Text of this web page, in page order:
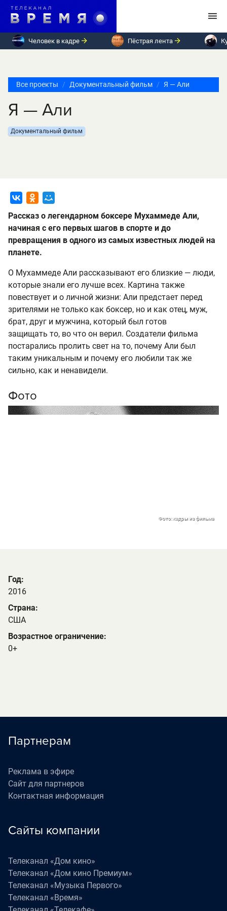
Человек в кадре Пёстрая лента
Все проекты Документальный фильм Я — Али
Я — Али
Документальный фильм
Рассказ о легендарном боксере Мухаммеде Али,
начиная с его первых шагов в спорте и до
превращения в одного из самых известных людей на
планете.
О Мухаммеде Али рассказывают его близкие — люди,
которые знали его лучше всех. Картина также
повествует и о личной жизни: Али предстает перед
зрителями не только как боксер, но и как отец, муж,
брат, друг и мужчина, который был готов
защищать то, во что он верил. Создатели фильма
постарались пролить свет на то, почему Али был
таким уникальным и почему его любили так же
сильно, как и ненавидели.
Фото
Фото: кадры из фильма
Год:
2016
Страна:
США
Возрастное ограничение:
0+
Партнерам
Реклама в эфире
Сайт для партнеров
Контактная информация
Сайты компании
Телеканал «Дом кино»
Телеканал «Дом кино Премиум»
Телеканал «Музыка Первого»
Телеканал «Время»